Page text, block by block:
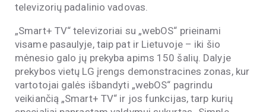
televizorių padalinio vadovas.
„Smart+ TV“ televizoriai su „webOS“ prieinami
visame pasaulyje, taip pat ir Lietuvoje – iki šio
mėnesio galo jų prekyba apims 150 šalių. Dalyje
prekybos vietų LG įrengs demonstracines zonas, kur
vartotojai galės išbandyti „webOS“ pagrindu
veikiančią „Smart+ TV“ ir jos funkcijas, tarp kurių